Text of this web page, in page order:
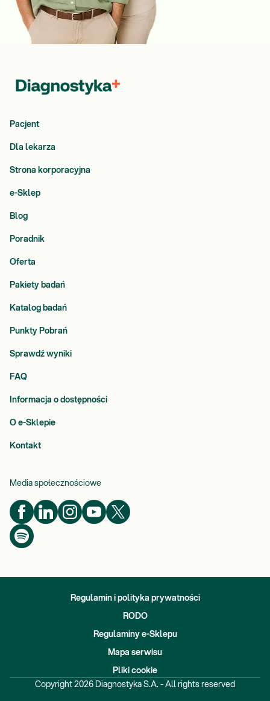
Pacjent
Dla lekarza
Strona korporacyjna
e-Sklep
Blog
Poradnik
Oferta
Pakiety badań
Katalog badań
Punkty Pobrań
Sprawdź wyniki
FAQ
Informacja o dostępności
O e-Sklepie
Kontakt
Media społecznościowe
Regulamin i polityka prywatności
RODO
Regulaminy e-Sklepu
Mapa serwisu
Pliki cookie
Copyright 2026 Diagnostyka S.A. - All rights reserved